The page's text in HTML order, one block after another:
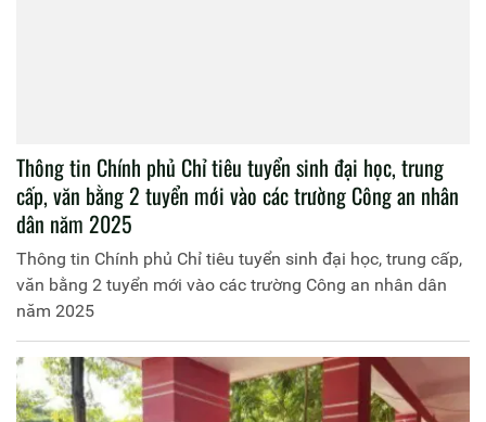
Thông tin Chính phủ Chỉ tiêu tuyển sinh đại học, trung
cấp, văn bằng 2 tuyển mới vào các trường Công an nhân
dân năm 2025
Thông tin Chính phủ Chỉ tiêu tuyển sinh đại học, trung cấp,
văn bằng 2 tuyển mới vào các trường Công an nhân dân
năm 2025